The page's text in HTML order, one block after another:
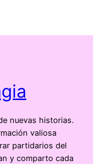
nuevas historias.
valiosa
partidarios del
y comparto cada